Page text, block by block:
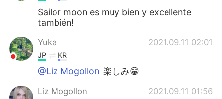
Sailor moon es muy bien y excellente
también!
Yuka 2021.09.11 02:01
JP KR
@Liz Mogollon 楽しみ😁
Liz Mogollon 2021.09.11 01:56